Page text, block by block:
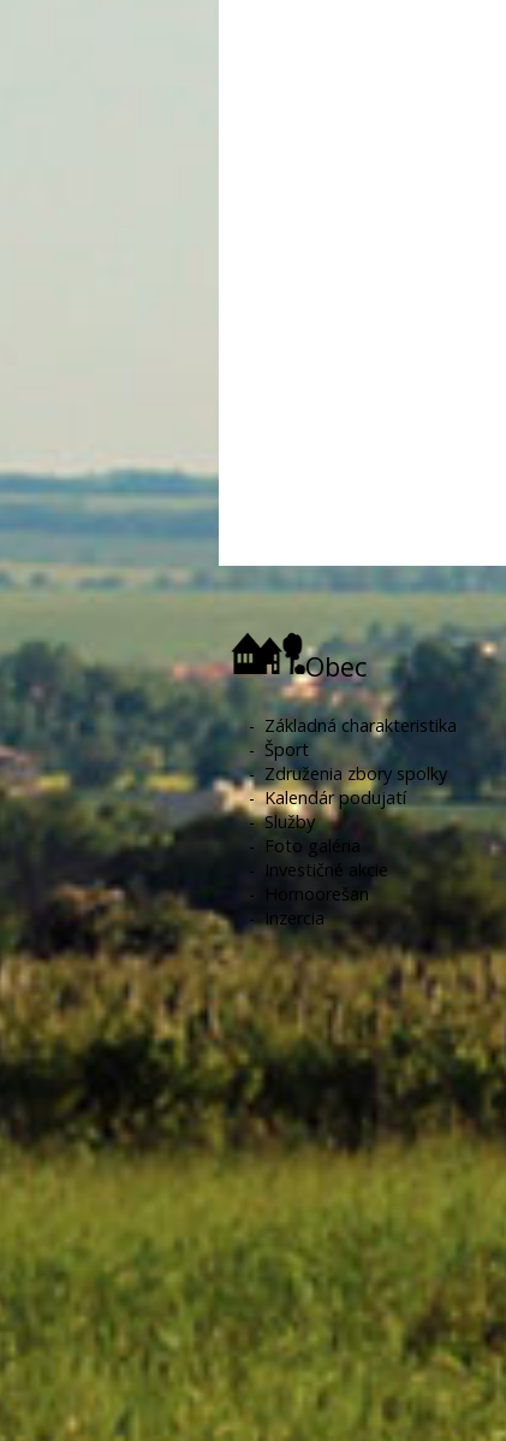
Obec
- Základná charakteristika
- Šport
- Združenia zbory spolky
-Kalendár podujatí
-Služby
- Foto galéria
- Investičné akcie
-
Hornoorešan
-
Inzercia